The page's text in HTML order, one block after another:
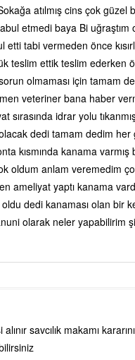
atılmış cins çok güzel
etmedi baya Bi uğraştım
tabi vermeden önce
teslim ettik teslim ederken
olmaması için tamam
veteriner bana haber
idrar yolu
dedi tamam dedim her
kısmında kanama
oldum anlam veremedim
ameliyat yaptı kanama
dedi kanaması olan bir
olarak neler yapabilirim
savcılık makamı